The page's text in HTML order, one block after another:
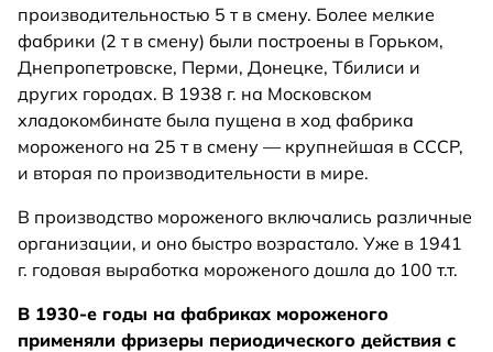
производительностью 5 т в смену. Более мелкие
фабрики (2 т в смену) были построены в Горьком,
Днепропетровске, Перми, Донецке, Тбилиси и
других городах. В 1938 г. на Московском
хладокомбинате была пущена в ход фабрика
мороженого на 25 т в смену — крупнейшая в СССР,
и вторая по производительности в мире.
В производство мороженого включались различные
организации, и оно быстро возрастало. Уже в 1941
г. годовая выработка мороженого дошла до 100 т.т.
В 1930-е годы на фабриках мороженого
применяли фризеры периодического действия с